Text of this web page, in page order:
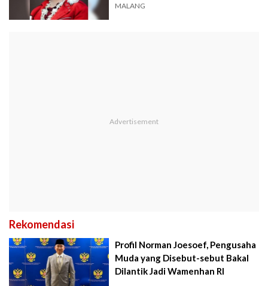
MALANG
Rekomendasi
Profil Norman Joesoef, Pengusaha
Muda yang Disebut-sebut Bakal
Dilantik Jadi Wamenhan RI